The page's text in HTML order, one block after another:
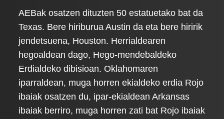
AEBak osatzen dituzten 50 estatuetako bat da
Texas. Bere hiriburua Austin da eta bere hiririk
jendetsuena, Houston. Herrialdearen
hegoaldean dago, Hego-mendebaldeko
Erdialdeko dibisioan. Oklahomaren
iparraldean, muga horren ekialdeko erdia Rojo
ibaiak osatzen du, ipar-ekialdean Arkansas
ibaiak berriro, muga horren zati bat Rojo ibaiak